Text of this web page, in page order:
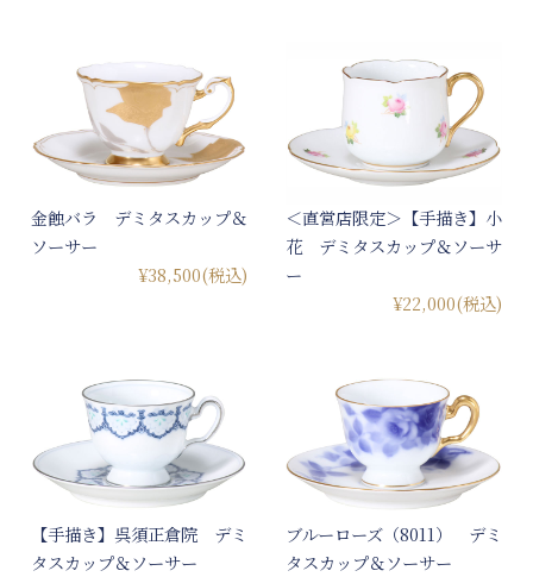
金蝕バラ デミタスカップ＆
ソーサー
¥38,500(税込)
＜直営店限定＞【手描き】小
花 デミタスカップ＆ソーサ
ー
¥22,000(税込)
【手描き】呉須正倉院 デミ
タスカップ＆ソーサー
ブルーローズ（8011） デミ
タスカップ＆ソーサー